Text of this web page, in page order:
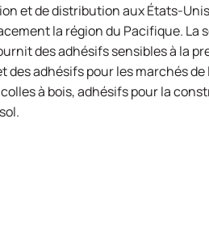
et de distribution aux États-
la région du Pacifique. La
des adhésifs sensibles à la
adhésifs pour les marchés de
colles à bois, adhésifs pour la